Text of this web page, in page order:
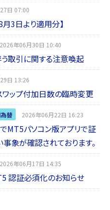
日 07:00
3日より適用分】
2026年06月30日 10:40
取引に関する注意喚起
日 13:26
ワップ付加日数の臨時変更
替 2026年06月22日 16:23
MT5パソコン版アプリで証
象が確認されております。
2026年06月17日 14:35
認証必須化のお知らせ